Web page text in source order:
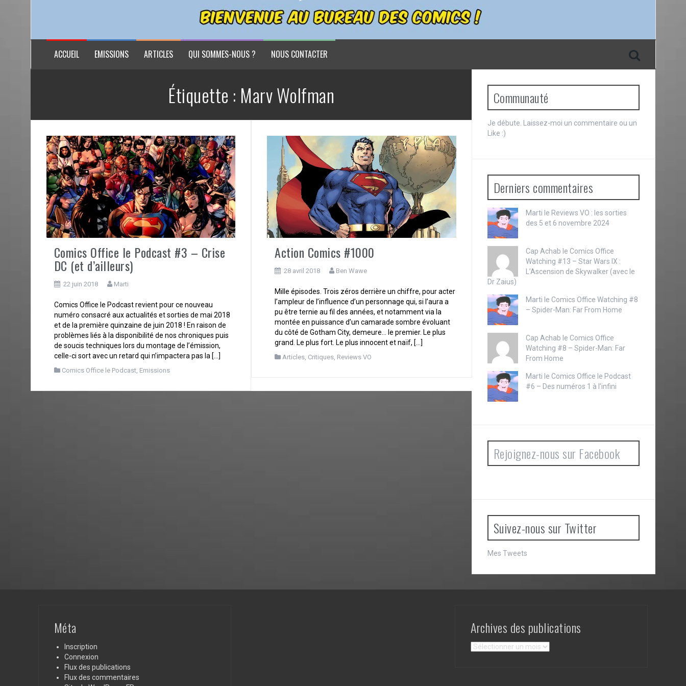
ACCUEIL EMISSIONS ARTICLES QUI SOMMES-NOUS ? NOUS CONTACTER
Étiquette : Marv Wolfman
Comics Office le Podcast #3 – Crise
DC (et d’ailleurs)
22 juin 2018 Marti
Comics Office le Podcast revient pour ce nouveau
numéro consacré aux actualités et sorties de mai 2018
et de la première quinzaine de juin 2018 ! En raison de
problèmes liés à la disponibilité de nos chroniques puis
de soucis techniques lors du montage de l’émission,
celle-ci sort avec un retard qui n’impactera pas la […]
Comics Office le Podcast, Emissions
Action Comics #1000
28 avril 2018 Ben Wawe
Mille épisodes. Trois zéros derrière un chiffre, pour acter
l’ampleur de l’influence d’un personnage qui, si l’aura a
pu être ternie au fil des années, et notamment via la
montée en puissance d’un camarade sombre évoluant
du côté de Gotham City, demeure… le premier. Le plus
grand. Le plus fort. Le plus innocent et naïf, […]
Articles, Critiques, Reviews VO
Communauté
Je débute. Laissez-moi un commentaire ou un
Like :)
Derniers commentaires
Marti le Reviews VO : les sorties
des 5 et 6 novembre 2024
Cap Achab le Comics Office
Watching #13 – Star Wars IX :
L’Ascension de Skywalker (avec le
Dr Zaius)
Marti le Comics Office Watching #8
– Spider-Man: Far From Home
Cap Achab le Comics Office
Watching #8 – Spider-Man: Far
From Home
Marti le Comics Office le Podcast
#6 – Des numéros 1 à l’infini
Rejoignez-nous sur Facebook
Suivez-nous sur Twitter
Mes Tweets
Méta
Inscription
Connexion
Flux des publications
Flux des commentaires
Archives des publications
Archives